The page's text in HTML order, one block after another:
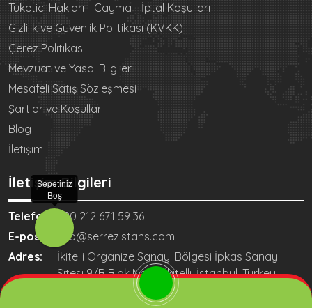
Tüketici Hakları - Cayma - İptal Koşulları
Gizlilik ve Güvenlik Politikası (KVKK)
Çerez Politikası
Mevzuat ve Yasal Bilgiler
Mesafeli Satış Sözleşmesi
Şartlar ve Koşullar
Blog
İletişim
İletişim Bilgileri
Telefon:
+90 212 671 59 36
E-posta:
info@serrezistans.com
Adres:
İkitelli Organize Sanayi Bölgesi İpkas Sanayi
Sitesi 9/B Blok No:60 İkitelli, İstanbul, Turkey
Sepetiniz
Boş